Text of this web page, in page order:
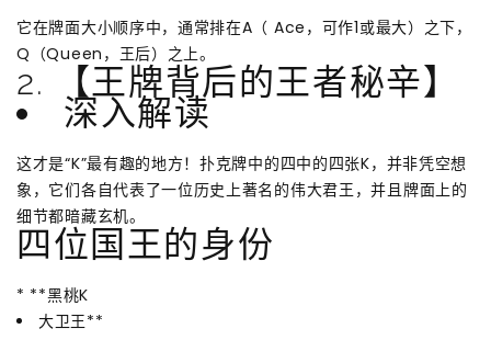
它在牌面大小顺序中，通常排在A（ Ace，可作1或最大）之下，
Q（Queen，王后）之上。
2. 【王牌背后的王者秘辛】
深入解读
这才是“K”最有趣的地方！扑克牌中的四中的四张K，并非凭空想
象，它们各自代表了一位历史上著名的伟大君王，并且牌面上的
细节都暗藏玄机。
四位国王的身份
* **黑桃K
大卫王**